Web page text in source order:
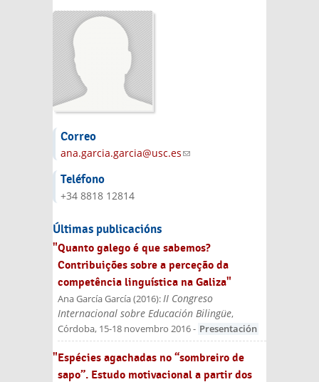
Correo
ana.garcia.garcia@usc.es(link sends e-
Teléfono
+34 8818 12814
Últimas publicacións
"Quanto galego é que sabemos?
Contribuições sobre a perceção da
competência linguística na Galiza"
Ana García García(2016):II Congreso
Internacional sobre Educación Bilingüe,
Córdoba, 15-18 novembro 2016- Presentación
"Espécies agachadas no “sombreiro de
sapo”. Estudo motivacional a partir dos